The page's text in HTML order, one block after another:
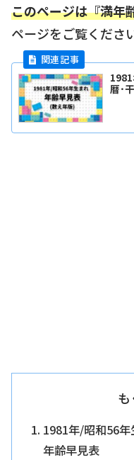
このページは『満年
ページをご覧ください
暦･
も
1981年/昭和56
年齢早見表